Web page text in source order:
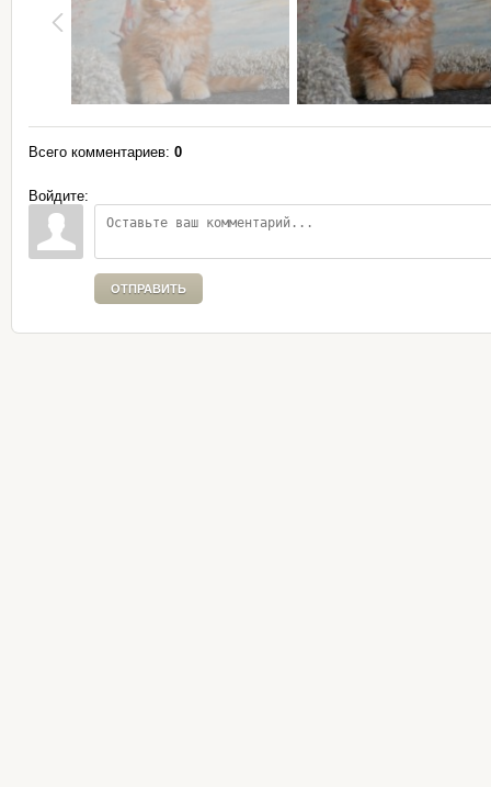
Всего комментариев: 0
Войдите:
ОТПРАВИТЬ